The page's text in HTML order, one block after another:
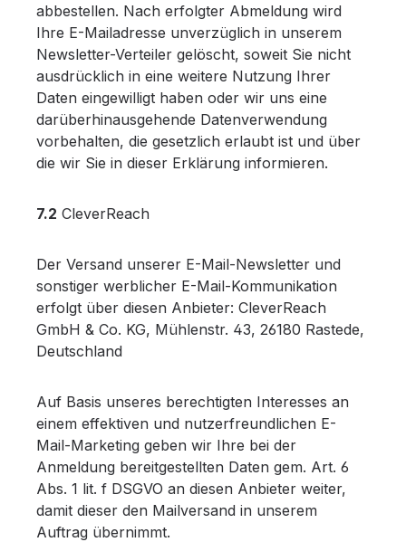
abbestellen. Nach erfolgter Abmeldung wird
Ihre E-Mailadresse unverzüglich in unserem
Newsletter-Verteiler gelöscht, soweit Sie nicht
ausdrücklich in eine weitere Nutzung Ihrer
Daten eingewilligt haben oder wir uns eine
darüberhinausgehende Datenverwendung
vorbehalten, die gesetzlich erlaubt ist und über
die wir Sie in dieser Erklärung informieren.
7.2 CleverReach
Der Versand unserer E-Mail-Newsletter und
sonstiger werblicher E-Mail-Kommunikation
erfolgt über diesen Anbieter: CleverReach
GmbH & Co. KG, Mühlenstr. 43, 26180 Rastede,
Deutschland
Auf Basis unseres berechtigten Interesses an
einem effektiven und nutzerfreundlichen E-
Mail-Marketing geben wir Ihre bei der
Anmeldung bereitgestellten Daten gem. Art. 6
Abs. 1 lit. f DSGVO an diesen Anbieter weiter,
damit dieser den Mailversand in unserem
Auftrag übernimmt.